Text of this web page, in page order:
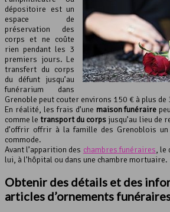
dépositoire est un
espace de
préservation des
corps et ne coûte
rien pendant les 3
premiers jours. Le
transfert du corps
du défunt jusqu’au
funérarium dans
Grenoble peut couter environs 150 € à plus de
En réalité, les frais d’une maison funéraire
comme le transport du corps jusqu’au lieu de
d’offrir offrir à la famille des Grenoblois un
commode.
Avant l’apparition des chambres funéraires, le
lui, à l’hôpital ou dans une chambre mortuaire.
Obtenir des détails et des
articles d’ornements